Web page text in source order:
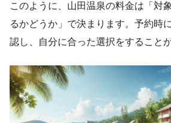
このように、山田温泉の料金は「対
るかどうか」で決まります。予約時
認し、自分に合った選択をすること